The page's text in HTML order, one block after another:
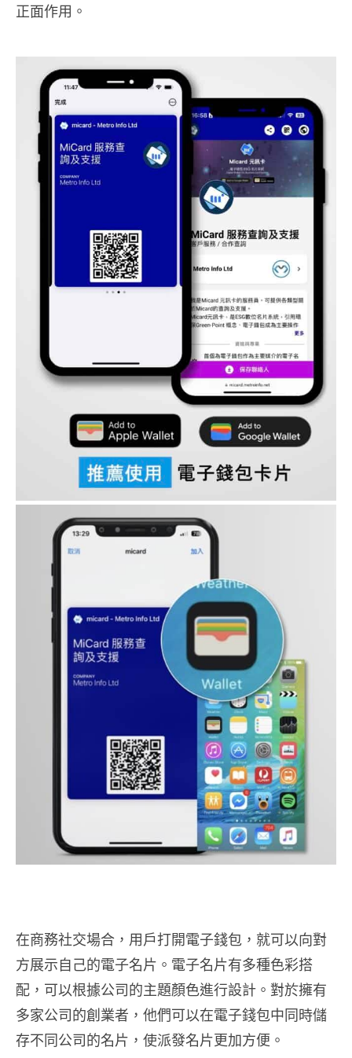
正面作用。
在商務社交場合，用戶打開電子錢包，就可以向對
方展示自己的電子名片。電子名片有多種色彩搭
配，可以根據公司的主題顏色進行設計。對於擁有
多家公司的創業者，他們可以在電子錢包中同時儲
存不同公司的名片，使派發名片更加方便。